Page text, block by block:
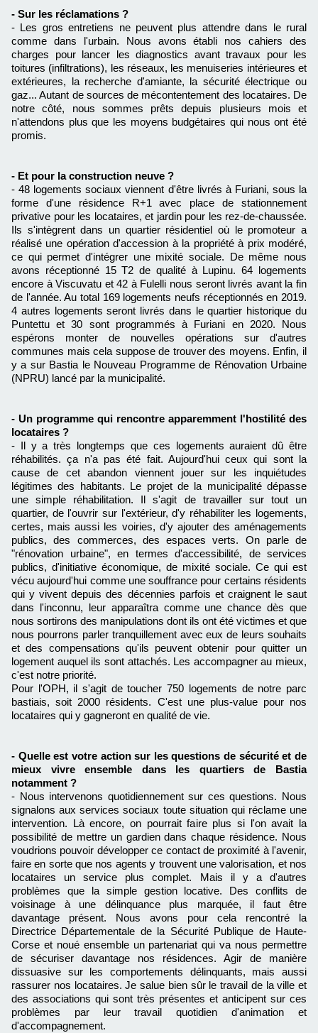
- Sur les réclamations ?
- Les gros entretiens ne peuvent plus attendre dans le rural
comme dans l'urbain. Nous avons établi nos cahiers des
charges pour lancer les diagnostics avant travaux pour les
toitures (infiltrations), les réseaux, les menuiseries intérieures et
extérieures, la recherche d'amiante, la sécurité électrique ou
gaz... Autant de sources de mécontentement des locataires. De
notre côté, nous sommes prêts depuis plusieurs mois et
n'attendons plus que les moyens budgétaires qui nous ont été
promis.
- Et pour la construction neuve ?
- 48 logements sociaux viennent d'être livrés à Furiani, sous la
forme d'une résidence R+1 avec place de stationnement
privative pour les locataires, et jardin pour les rez-de-chaussée.
Ils s'intègrent dans un quartier résidentiel où le promoteur a
réalisé une opération d'accession à la propriété à prix modéré,
ce qui permet d'intégrer une mixité sociale. De même nous
avons réceptionné 15 T2 de qualité à Lupinu. 64 logements
encore à Viscuvatu et 42 à Fulelli nous seront livrés avant la fin
de l'année. Au total 169 logements neufs réceptionnés en 2019.
4 autres logements seront livrés dans le quartier historique du
Puntettu et 30 sont programmés à Furiani en 2020. Nous
espérons monter de nouvelles opérations sur d'autres
communes mais cela suppose de trouver des moyens. Enfin, il
y a sur Bastia le Nouveau Programme de Rénovation Urbaine
(NPRU) lancé par la municipalité.
- Un programme qui rencontre apparemment l'hostilité des
locataires ?
- Il y a très longtemps que ces logements auraient dû être
réhabilités. ça n'a pas été fait. Aujourd'hui ceux qui sont la
cause de cet abandon viennent jouer sur les inquiétudes
légitimes des habitants. Le projet de la municipalité dépasse
une simple réhabilitation. Il s'agit de travailler sur tout un
quartier, de l'ouvrir sur l'extérieur, d'y réhabiliter les logements,
certes, mais aussi les voiries, d'y ajouter des aménagements
publics, des commerces, des espaces verts. On parle de
"rénovation urbaine", en termes d'accessibilité, de services
publics, d'initiative économique, de mixité sociale. Ce qui est
vécu aujourd'hui comme une souffrance pour certains résidents
qui y vivent depuis des décennies parfois et craignent le saut
dans l'inconnu, leur apparaîtra comme une chance dès que
nous sortirons des manipulations dont ils ont été victimes et que
nous pourrons parler tranquillement avec eux de leurs souhaits
et des compensations qu'ils peuvent obtenir pour quitter un
logement auquel ils sont attachés. Les accompagner au mieux,
c'est notre priorité.
Pour l'OPH, il s'agit de toucher 750 logements de notre parc
bastiais, soit 2000 résidents. C'est une plus-value pour nos
locataires qui y gagneront en qualité de vie.
- Quelle est votre action sur les questions de sécurité et de
mieux vivre ensemble dans les quartiers de Bastia
notamment ?
- Nous intervenons quotidiennement sur ces questions. Nous
signalons aux services sociaux toute situation qui réclame une
intervention. Là encore, on pourrait faire plus si l'on avait la
possibilité de mettre un gardien dans chaque résidence. Nous
voudrions pouvoir développer ce contact de proximité à l'avenir,
faire en sorte que nos agents y trouvent une valorisation, et nos
locataires un service plus complet. Mais il y a d'autres
problèmes que la simple gestion locative. Des conflits de
voisinage à une délinquance plus marquée, il faut être
davantage présent. Nous avons pour cela rencontré la
Directrice Départementale de la Sécurité Publique de Haute-
Corse et noué ensemble un partenariat qui va nous permettre
de sécuriser davantage nos résidences. Agir de manière
dissuasive sur les comportements délinquants, mais aussi
rassurer nos locataires. Je salue bien sûr le travail de la ville et
des associations qui sont très présentes et anticipent sur ces
problèmes par leur travail quotidien d'animation et
d'accompagnement.